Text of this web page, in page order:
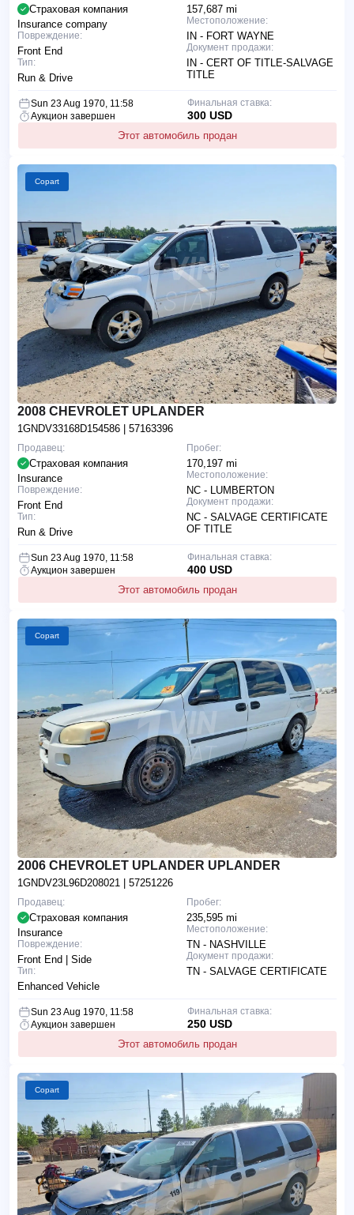
157,687 mi
Местоположение:
IN - FORT WAYNE
Документ продажи:
IN - CERT OF TITLE-SALVAGE
TITLE
Страховая компания
Insurance company
Повреждение:
Front End
Тип:
Run & Drive
Sun 23 Aug 1970, 11:58
Аукцион завершен
Этот автомобиль продан
Финальная ставка:
300 USD
Copart
2008 CHEVROLET UPLANDER
1GNDV33168D154586 | 57163396
Пробег:
170,197 mi
Местоположение:
NC - LUMBERTON
Документ продажи:
NC - SALVAGE CERTIFICATE
OF TITLE
Продавец:
Страховая компания
Insurance
Повреждение:
Front End
Тип:
Run & Drive
Sun 23 Aug 1970, 11:58
Аукцион завершен
Этот автомобиль продан
Финальная ставка:
400 USD
Copart
2006 CHEVROLET UPLANDER UPLANDER
1GNDV23L96D208021 | 57251226
Пробег:
235,595 mi
Местоположение:
TN - NASHVILLE
Документ продажи:
TN - SALVAGE CERTIFICATE
Продавец:
Страховая компания
Insurance
Повреждение:
Front End | Side
Тип:
Enhanced Vehicle
Sun 23 Aug 1970, 11:58
Аукцион завершен
Этот автомобиль продан
Финальная ставка:
250 USD
Copart